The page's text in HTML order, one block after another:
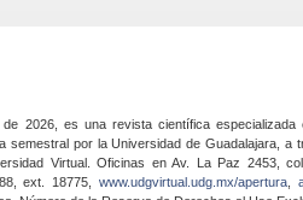
2026, es una revista científica especializada
semestral por la Universidad de Guadalajara, a
Virtual. Oficinas en Av. La Paz 2453,
ext. 18775,www.udgvirtual.udg.mx/apertura